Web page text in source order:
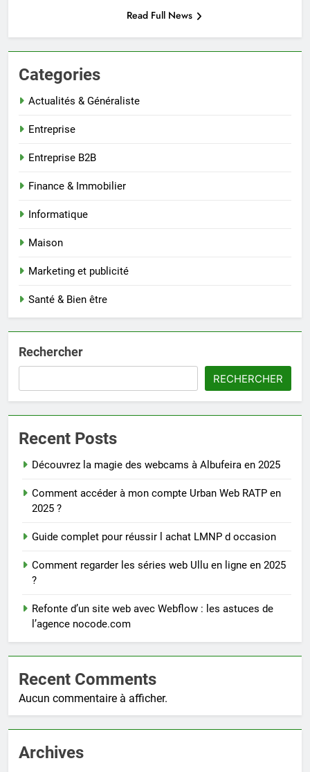
Read Full News
Categories
Actualités & Généraliste
Entreprise
Entreprise B2B
Finance & Immobilier
Informatique
Maison
Marketing et publicité
Santé & Bien être
Rechercher
RECHERCHER
Recent Posts
Découvrez la magie des webcams à Albufeira en 2025
Comment accéder à mon compte Urban Web RATP en
2025 ?
Guide complet pour réussir l achat LMNP d occasion
Comment regarder les séries web Ullu en ligne en 2025
?
Refonte d’un site web avec Webflow : les astuces de
l’agence nocode.com
Recent Comments
Aucun commentaire à afficher.
Archives